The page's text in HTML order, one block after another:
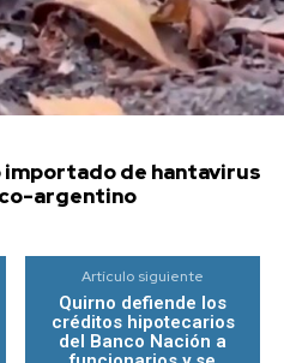
importado de hantavirus
argentino
Artículo siguiente
Quirno defiende los
créditos hipotecarios
del Banco Nación a